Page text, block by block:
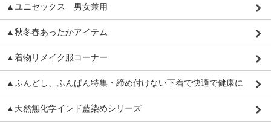
▲ユニセックス 男女兼用
▲秋冬春あったかアイテム
▲着物リメイク服コーナー
▲ふんどし、ふんぱん特集・締め付けない下着で快適で健康に
▲天然無化学インド藍染めシリーズ